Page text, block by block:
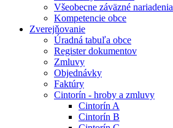
Všeobecne záväzné nariadenia
Kompetencie obce
Zverejňovanie
Úradná tabuľa obce
Register dokumentov
Zmluvy
Objednávky
Faktúry
Cintorín - hroby a zmluvy
Cintorín A
Cintorín B